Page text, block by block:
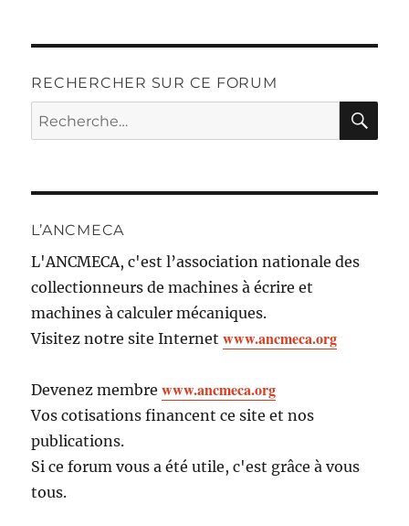
RECHERCHER SUR CE FORUM
Recherche
pour :
L’ANCMECA
L'ANCMECA, c'est l’association nationale des
collectionneurs de machines à écrire et
machines à calculer mécaniques.
Visitez notre site Internetwww.ancmeca.org
Devenez membrewww.ancmeca.org
Vos cotisations financent ce site et nos
publications.
Si ce forum vous a été utile, c'est grâce à vous
tous.